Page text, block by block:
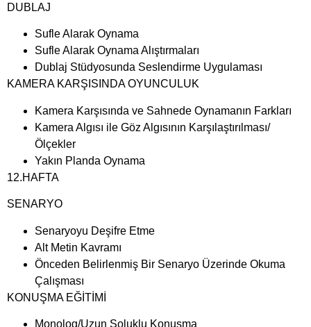
DUBLAJ
Sufle Alarak Oynama
Sufle Alarak Oynama Alıştırmaları
Dublaj Stüdyosunda Seslendirme Uygulaması
KAMERA KARŞISINDA OYUNCULUK
Kamera Karşısında ve Sahnede Oynamanın Farkları
Kamera Algısı ile Göz Algısının Karşılaştırılması/
Ölçekler
Yakın Planda Oynama
12.HAFTA
SENARYO
Senaryoyu Deşifre Etme
Alt Metin Kavramı
Önceden Belirlenmiş Bir Senaryo Üzerinde Okuma
Çalışması
KONUŞMA EĞİTİMİ
Monolog/Uzun Soluklu Konuşma